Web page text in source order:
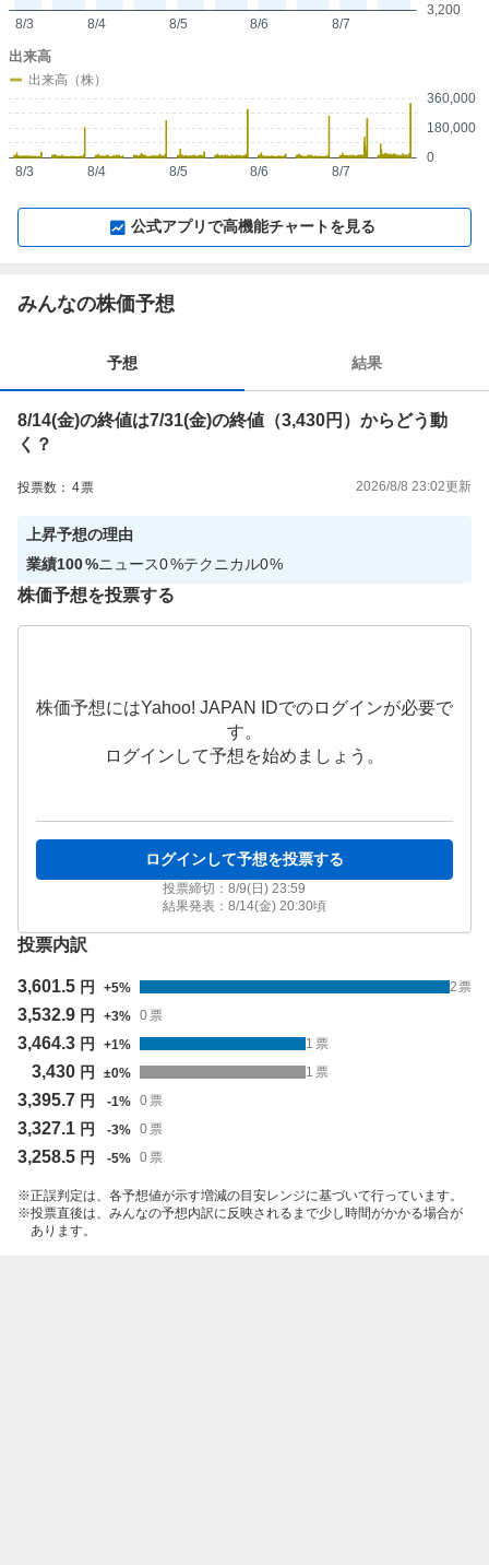
3,200
8/3 8/4 8/5 8/6 8/7
0
180,000
360,000
8/3 8/4 8/5 8/6 8/7
出来高
出来高（株）
公式アプリで高機能チャートを見る
みんなの株価予想
予想 結果
8/14(金)の終値は7/31(金)の終値（3,430円）からどう動
く？
投票数： 4票 2026/8/8 23:02更新
上昇予想の理由
業績100%ニュース0%テクニカル0%
株価予想を投票する
株価予想にはYahoo! JAPAN IDでのログインが必要で
す。
ログインして予想を始めましょう。
ログインして予想を投票する
投票締切： 8/9(日) 23:59
結果発表： 8/14(金) 20:30頃
投票内訳
3,601.5 円 +5% 2 票
3,532.9 円 +3% 0 票
3,464.3 円 +1% 1 票
3,430 円 ±0% 1 票
3,395.7 円 -1% 0 票
3,327.1 円 -3% 0 票
3,258.5 円 -5% 0 票
正誤判定は、各予想値が示す増減の目安レンジに基づいて行っています。
投票直後は、みんなの予想内訳に反映されるまで少し時間がかかる場合が
あります。